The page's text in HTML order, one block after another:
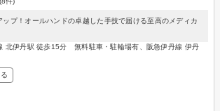
プ！オールハンドの卓越した手技で届ける至高のメディカ
北伊丹駅 徒歩15分 無料駐車・駐輪場有、阪急伊丹線 伊丹